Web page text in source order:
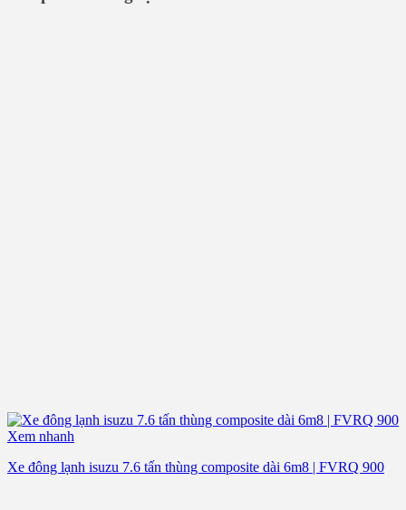
Xem nhanh
Xe đông lạnh isuzu 7.6 tấn thùng composite dài 6m8 | FVRQ 900